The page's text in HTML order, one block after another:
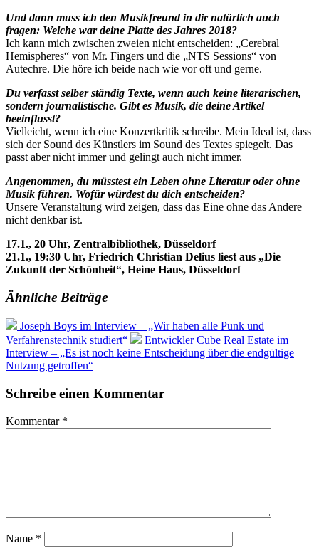
Und dann muss ich den Musikfreund in dir natürlich auch
fragen: Welche war deine Platte des Jahres 2018?
Ich kann mich zwischen zweien nicht entscheiden: „Cerebral
Hemispheres“ von Mr. Fingers und die „NTS Sessions“ von
Autechre. Die höre ich beide nach wie vor oft und gerne.
Du verfasst selber ständig Texte, wenn auch keine literarischen,
sondern journalistische. Gibt es Musik, die deine Artikel
beeinflusst?
Vielleicht, wenn ich eine Konzertkritik schreibe. Mein Ideal ist, dass
sich der Sound des Künstlers im Sound des Textes spiegelt. Das
passt aber nicht immer und gelingt auch nicht immer.
Angenommen, du müsstest ein Leben ohne Literatur oder ohne
Musik führen. Wofür würdest du dich entscheiden?
Unsere Veranstaltung wird zeigen, dass das Eine ohne das Andere
nicht denkbar ist.
17.1., 20 Uhr, Zentralbibliothek, Düsseldorf
21.1., 19:30 Uhr, Friedrich Christian Delius liest aus „Die
Zukunft der Schönheit“, Heine Haus, Düsseldorf
Ähnliche Beiträge
Joseph Boys im Interview – „Wir haben alle Punk und
Verfahrenstechnik studiert“
Entwickler Cube Real Estate im
Interview – „Es ist noch keine Entscheidung über die endgültige
Nutzung getroffen“
Schreibe einen Kommentar
Kommentar *
Name *